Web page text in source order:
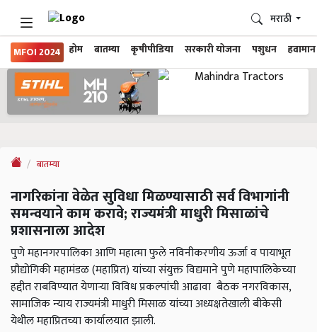
MFOI 2024 होम बातम्या कृषीपीडिया सरकारी योजना पशुधन हवामान
मराठी
बातम्या
नागरिकांना वेळेत सुविधा मिळण्यासाठी सर्व विभागांनी
समन्वयाने काम करावे; राज्यमंत्री माधुरी मिसाळांचे
प्रशासनाला आदेश
पुणे महानगरपालिका आणि महात्मा फुले नविनीकरणीय ऊर्जा व पायाभूत
प्रौद्योगिकी महामंडळ (महाप्रित) यांच्या संयुक्त विद्यमाने पुणे महापालिकेच्या
हद्दीत राबविण्यात येणाऱ्या विविध प्रकल्पांची आढावा बैठक नगरविकास,
सामाजिक न्याय राज्यमंत्री माधुरी मिसाळ यांच्या अध्यक्षतेखाली बीकेसी
येथील महाप्रितच्या कार्यालयात झाली.